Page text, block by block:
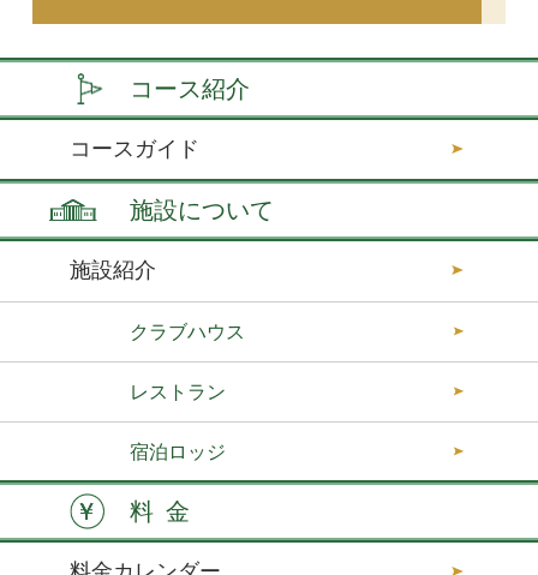
コース紹介
コースガイド
施設について
施設紹介
クラブハウス
レストラン
宿泊ロッジ
料金